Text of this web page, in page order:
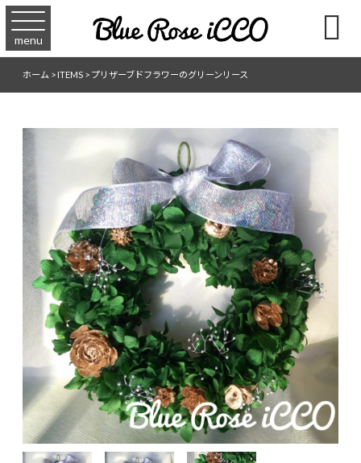
menu 
ホーム > ITEMS > プリザーブドフラワーのグリーンリース